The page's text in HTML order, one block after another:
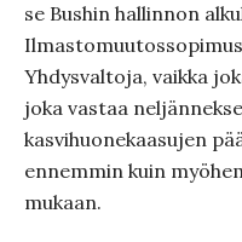
se Bushin hallinnon
Yhdysvaltoja, vaikka
joka vastaa
kasvihuonekaasujen
ennemmin kuin
mukaan.